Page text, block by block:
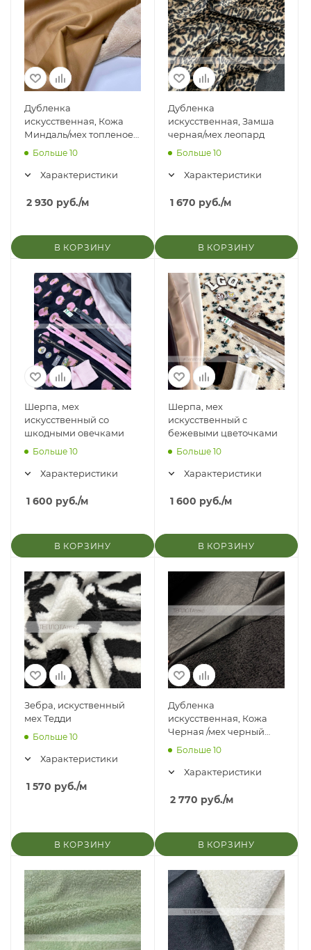
Дубленка
искусственная, Кожа
Миндаль/мех топленое
молоко (шерпа)
Больше 10
Характеристики
2 930 руб./м
В КОРЗИНУ
Дубленка
искусственная, Замша
черная/мех леопард
Больше 10
Характеристики
1 670 руб./м
В КОРЗИНУ
Шерпа, мех
искусственный со
шкодными овечками
Больше 10
Характеристики
1 600 руб./м
В КОРЗИНУ
Шерпа, мех
искусственный с
бежевыми цветочками
Больше 10
Характеристики
1 600 руб./м
В КОРЗИНУ
Зебра, искуственный
мех Тедди
Больше 10
Характеристики
1 570 руб./м
В КОРЗИНУ
Дубленка
искусственная, Кожа
Черная /мех черный
(каракуль)
Больше 10
Характеристики
2 770 руб./м
В КОРЗИНУ